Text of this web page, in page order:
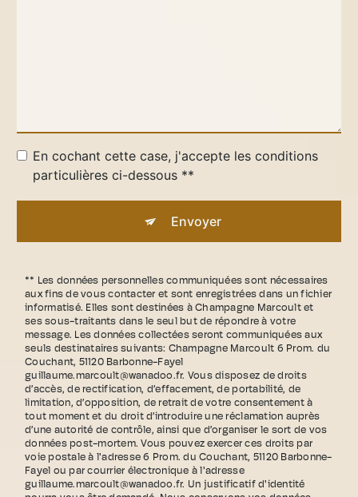
En cochant cette case, j'accepte les conditions
particulières ci-dessous **
Envoyer
** Les données personnelles communiquées sont nécessaires
aux fins de vous contacter et sont enregistrées dans un fichier
informatisé. Elles sont destinées à Champagne Marcoult et
ses sous-traitants dans le seul but de répondre à votre
message. Les données collectées seront communiquées aux
seuls destinataires suivants: Champagne Marcoult 6 Prom. du
Couchant, 51120 Barbonne-Fayel
guillaume.marcoult@wanadoo.fr. Vous disposez de droits
d’accès, de rectification, d’effacement, de portabilité, de
limitation, d’opposition, de retrait de votre consentement à
tout moment et du droit d’introduire une réclamation auprès
d’une autorité de contrôle, ainsi que d’organiser le sort de vos
données post-mortem. Vous pouvez exercer ces droits par
voie postale à l'adresse 6 Prom. du Couchant, 51120 Barbonne-
Fayel ou par courrier électronique à l'adresse
guillaume.marcoult@wanadoo.fr. Un justificatif d'identité